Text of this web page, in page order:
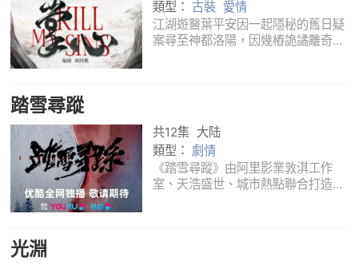
類型： 古裝 愛情
江湖遊醫葉平安因一起隱秘的舊日疑
案尋至神都洛陽，因幾樁詭譎離奇的
踏雪尋蹤
共12集 大陆
類型： 劇情
《踏雪尋蹤》由阿里影業敦淇工作
室、天浩盛世、城市熱點聯合打造，
光淵